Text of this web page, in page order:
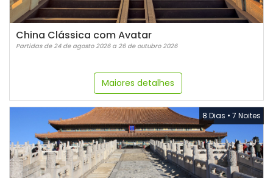
China Clássica com Avatar
Partidas de 24 de agosto 2026 a 26 de outubro 2026
Maiores detalhes
8 Dias • 7 Noites